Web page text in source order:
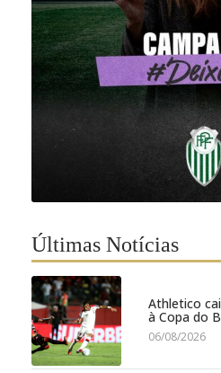
Últimas Notícias
Athletico
à Copa do
06/08/2026